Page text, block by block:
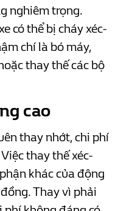
nghiêm trọng.
có thể bị cháy xéc-
chí là bó máy,
thay thế các bộ
cao
thay nhớt, chi phí
thay thế xéc-
khác của động
Thay vì phải